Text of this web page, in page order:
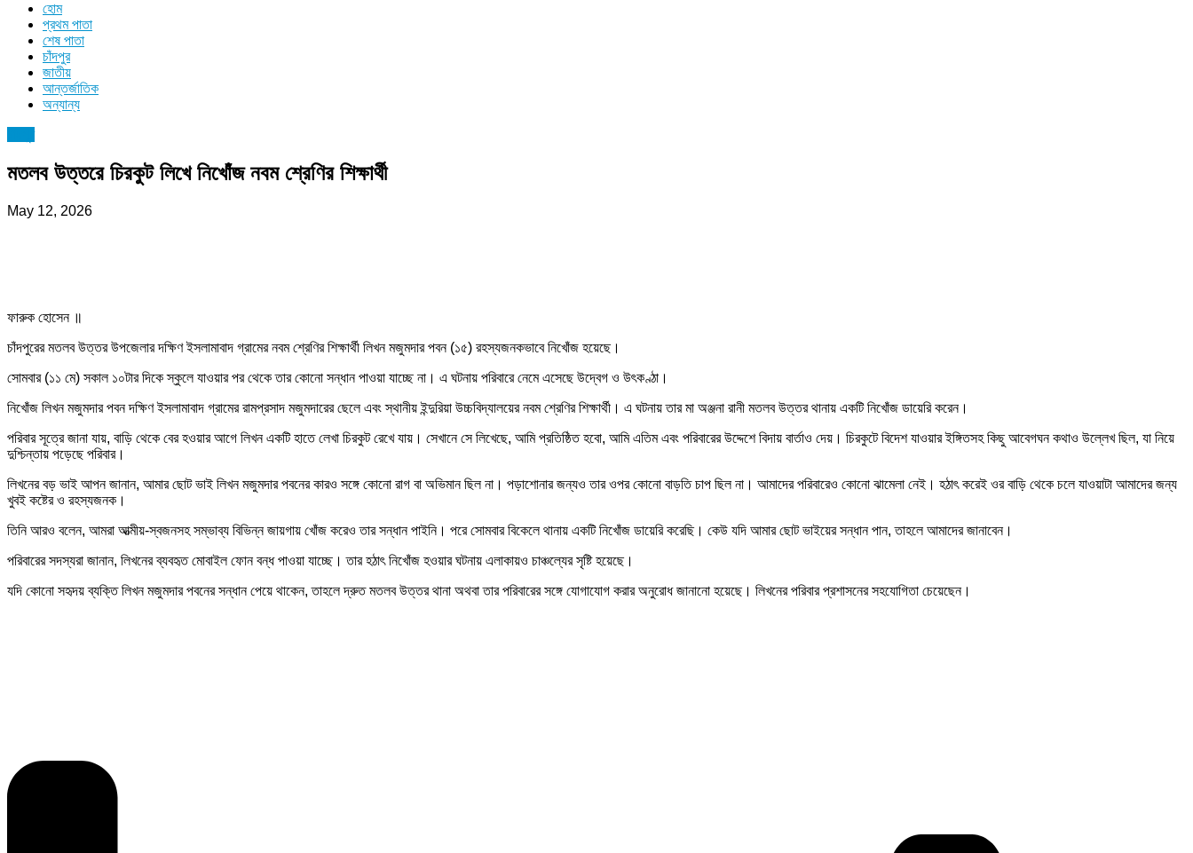
হোম
প্রথম পাতা
শেষ পাতা
চাঁদপুর
জাতীয়
আন্তর্জাতিক
অন্যান্য
মতলব উত্তরে চিরকুট লিখে নিখোঁজ নবম শ্রেণির শিক্ষার্থী
May 12, 2026
ফারুক হোসেন ॥
চাঁদপুরের মতলব উত্তর উপজেলার দক্ষিণ ইসলামাবাদ গ্রামের নবম শ্রেণির শিক্ষার্থী লিখন মজুমদার পবন (১৫) রহস্যজনকভাবে নিখোঁজ হয়েছে।
সোমবার (১১ মে) সকাল ১০টার দিকে স্কুলে যাওয়ার পর থেকে তার কোনো সন্ধান পাওয়া যাচ্ছে না। এ ঘটনায় পরিবারে নেমে এসেছে উদ্বেগ ও উৎকণ্ঠা।
নিখোঁজ লিখন মজুমদার পবন দক্ষিণ ইসলামাবাদ গ্রামের রামপ্রসাদ মজুমদারের ছেলে এবং স্থানীয় ইন্দুরিয়া উচ্চবিদ্যালয়ের নবম শ্রেণির শিক্ষার্থী। এ ঘটনায় তার মা অঞ্জনা রানী মতলব উত্তর থানায় একটি নিখোঁজ ডায়েরি করেন।
পরিবার সূত্রে জানা যায়, বাড়ি থেকে বের হওয়ার আগে লিখন একটি হাতে লেখা চিরকুট রেখে যায়। সেখানে সে লিখেছে, আমি প্রতিষ্ঠিত হবো, আমি এতিম এবং পরিবারের উদ্দেশে বিদায় বার্তাও দেয়। চিরকুটে বিদেশ যাওয়ার ইঙ্গিতসহ কিছু আবেগঘন কথাও উল্লেখ ছিল, যা নিয়ে
দুশ্চিন্তায় পড়েছে পরিবার।
লিখনের বড় ভাই আপন জানান, আমার ছোট ভাই লিখন মজুমদার পবনের কারও সঙ্গে কোনো রাগ বা অভিমান ছিল না। পড়াশোনার জন্যও তার ওপর কোনো বাড়তি চাপ ছিল না। আমাদের পরিবারেও কোনো ঝামেলা নেই। হঠাৎ করেই ওর বাড়ি থেকে চলে যাওয়াটা আমাদের জন্য
খুবই কষ্টের ও রহস্যজনক।
তিনি আরও বলেন, আমরা আত্মীয়-স্বজনসহ সম্ভাব্য বিভিন্ন জায়গায় খোঁজ করেও তার সন্ধান পাইনি। পরে সোমবার বিকেলে থানায় একটি নিখোঁজ ডায়েরি করেছি। কেউ যদি আমার ছোট ভাইয়ের সন্ধান পান, তাহলে আমাদের জানাবেন।
পরিবারের সদস্যরা জানান, লিখনের ব্যবহৃত মোবাইল ফোন বন্ধ পাওয়া যাচ্ছে। তার হঠাৎ নিখোঁজ হওয়ার ঘটনায় এলাকায়ও চাঞ্চল্যের সৃষ্টি হয়েছে।
যদি কোনো সহৃদয় ব্যক্তি লিখন মজুমদার পবনের সন্ধান পেয়ে থাকেন, তাহলে দ্রুত মতলব উত্তর থানা অথবা তার পরিবারের সঙ্গে যোগাযোগ করার অনুরোধ জানানো হয়েছে। লিখনের পরিবার প্রশাসনের সহযোগিতা চেয়েছেন।